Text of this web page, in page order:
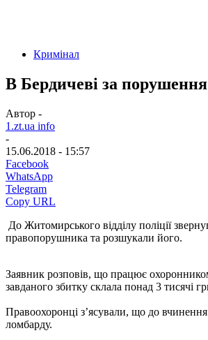
Кримінал
В Бердичеві за
Автор -
1.zt.ua info
-
15.06.2018 - 15:57
Facebook
WhatsApp
Telegram
Copy URL
До Житомирського відділу поліції
правопорушника та розшукали його.
Заявник розповів, що працює
завданого збитку склала понад 3 тисячі
Правоохоронці з’ясували, що до
ломбарду.